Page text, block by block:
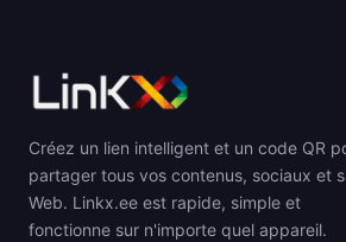
Créez un lien intelligent et un code QR
partager tous vos contenus, sociaux et
Web. Linkx.ee est rapide, simple et
fonctionne sur n'importe quel appareil.